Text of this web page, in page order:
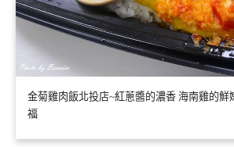
金菊雞肉飯北投店~紅蔥醬的濃香 海南雞的鮮
福